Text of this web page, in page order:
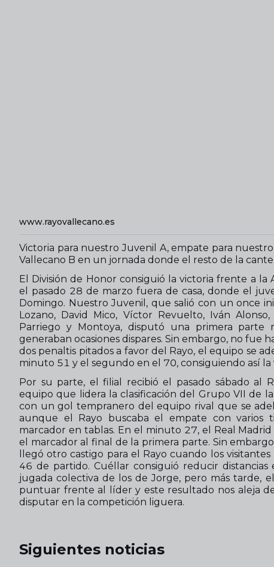
www.rayovallecano.es
Victoria para nuestro Juvenil A, empate para
Vallecano B en un jornada donde el resto de la
El División de Honor consiguió la victoria frente a
el pasado 28 de marzo fuera de casa, donde el
Domingo. Nuestro Juvenil, que salió con un once
Lozano, David Mico, Víctor Revuelto, Iván
Parriego y Montoya, disputó una primera parte
generaban ocasiones dispares. Sin embargo, no fue
dos penaltis pitados a favor del Rayo, el equipo se
minuto 51 y el segundo en el 70, consiguiendo así la
Por su parte, el filial recibió el pasado sábado al
equipo que lidera la clasificación del Grupo VII de
con un gol tempranero del equipo rival que se
aunque el Rayo buscaba el empate con varios
marcador en tablas. En el minuto 27, el Real
el marcador al final de la primera parte. Sin
llegó otro castigo para el Rayo cuando los
46 de partido. Cuéllar consiguió reducir
jugada colectiva de los de Jorge, pero más tarde,
puntuar frente al líder y este resultado nos aleja
disputar en la competición liguera.
Siguientes noticias